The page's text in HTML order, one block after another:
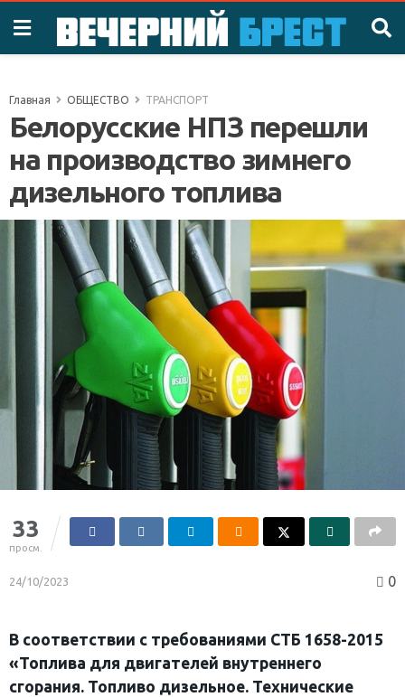
Главная ОБЩЕСТВО ТРАНСПОРТ
Белорусские НПЗ перешли
на производство зимнего
дизельного топлива
33
просм.
24/10/2023 0
В соответствии с требованиями СТБ 1658-2015
«Топлива для двигателей внутреннего
сгорания. Топливо дизельное. Технические